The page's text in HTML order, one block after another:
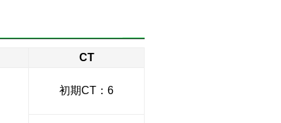
CT
初期CT：6